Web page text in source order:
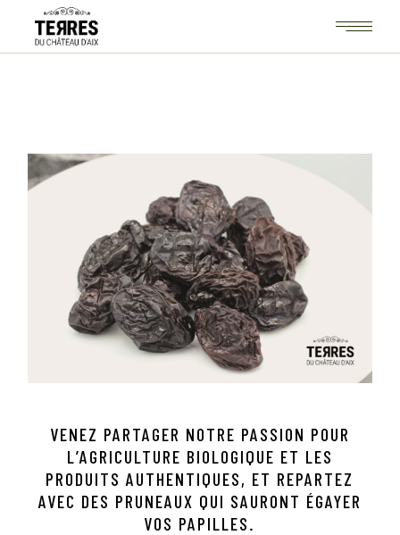
VENEZ PARTAGER NOTRE PASSION POUR
L’AGRICULTURE BIOLOGIQUE ET LES
PRODUITS AUTHENTIQUES, ET REPARTEZ
AVEC DES PRUNEAUX QUI SAURONT ÉGAYER
VOS PAPILLES.